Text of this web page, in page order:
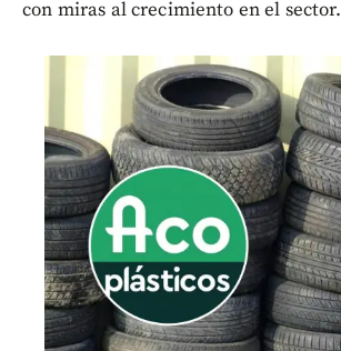
con miras al crecimiento en el sector.